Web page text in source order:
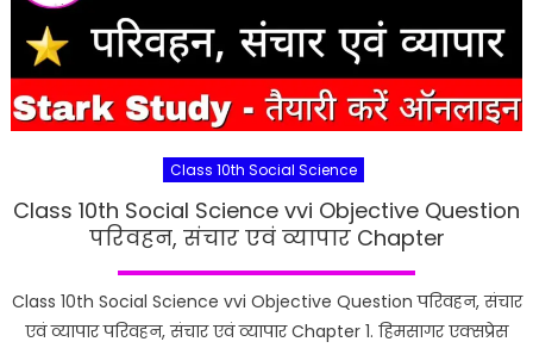
Class 10th Social Science
Class 10th Social Science vvi Objective Question
परिवहन, संचार एवं व्यापार Chapter
Class 10th Social Science vvi Objective Question परिवहन, संचार
एवं व्यापार परिवहन, संचार एवं व्यापार Chapter 1. हिमसागर एक्सप्रेस